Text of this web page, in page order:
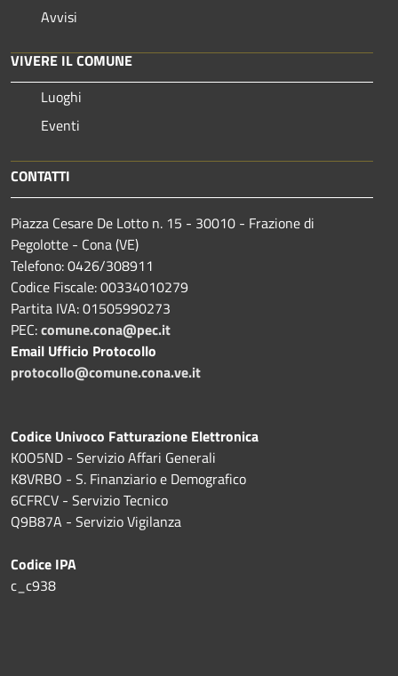
Avvisi
VIVERE IL COMUNE
Luoghi
Eventi
CONTATTI
Piazza Cesare De Lotto n. 15 - 30010 - Frazione di
Pegolotte - Cona (VE)
Telefono: 0426/308911
Codice Fiscale: 00334010279
Partita IVA: 01505990273
PEC:comune.cona@pec.it
Email Ufficio Protocollo
protocollo@comune.cona.ve.it
Codice Univoco Fatturazione Elettronica
K0O5ND - Servizio Affari Generali
K8VRBO - S. Finanziario e Demografico
6CFRCV - Servizio Tecnico
Q9B87A - Servizio Vigilanza
Codice IPA
c_c938